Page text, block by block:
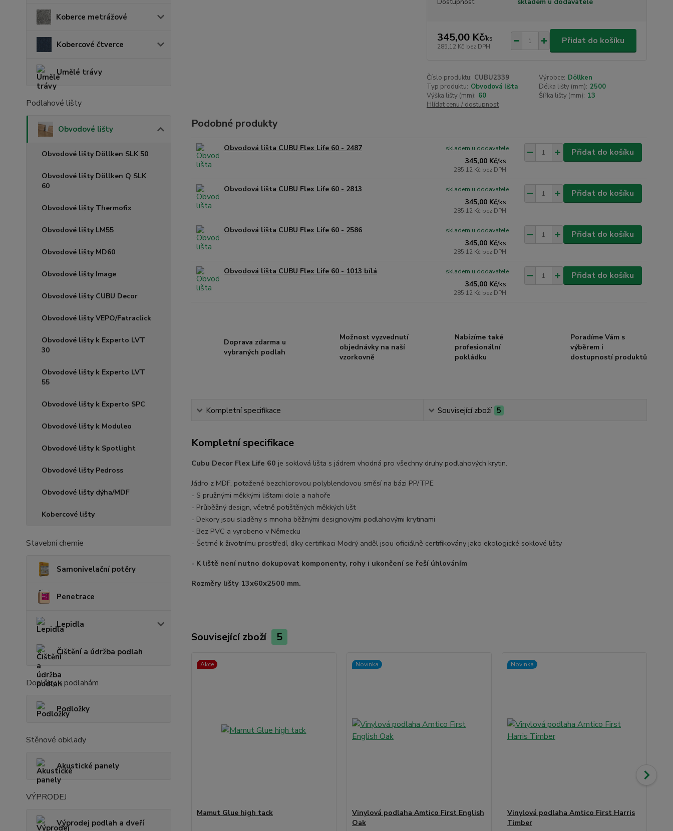
Koberce metrážové
Kobercové čtverce
Umělé trávy
Podlahové lišty
Obvodové lišty
Obvodové lišty Döllken SLK 50
Obvodové lišty Döllken Q SLK
60
Obvodové lišty Thermofix
Obvodové lišty LM55
Obvodové lišty MD60
Obvodové lišty Image
Obvodové lišty CUBU Decor
Obvodové lišty VEPO/Fatraclick
Obvodové lišty k Experto LVT
30
Obvodové lišty k Experto LVT
55
Obvodové lišty k Experto SPC
Obvodové lišty k Moduleo
Obvodové lišty k Spotlight
Obvodové lišty Pedross
Obvodové lišty dýha/MDF
Kobercové lišty
Stavební chemie
Samonivelační potěry
Penetrace
Lepidla
Čištění a údržba podlah
Doplňky k podlahám
Podložky
Stěnové obklady
Akustické panely
VÝPRODEJ
Výprodej podlah a dveří
345,00 Kč/ks
285,12 Kč bez DPH
Přidat do košíku
Číslo produktu: CUBU2339 Výrobce: Döllken
Typ produktu: Obvodová lišta Délka lišty (mm): 2500
Výška lišty (mm): 60 Šířka lišty (mm): 13
Hlídat cenu / dostupnost
Podobné produkty
Obvodová lišta CUBU Flex Life 60 - 2487
345,00 Kč/ks
285,12 Kč bez DPH
skladem u dodavatele Přidat do košíku
Obvodová lišta CUBU Flex Life 60 - 2813
345,00 Kč/ks
285,12 Kč bez DPH
skladem u dodavatele Přidat do košíku
Obvodová lišta CUBU Flex Life 60 - 2586
345,00 Kč/ks
285,12 Kč bez DPH
skladem u dodavatele Přidat do košíku
Obvodová lišta CUBU Flex Life 60 - 1013 bílá
345,00 Kč/ks
285,12 Kč bez DPH
skladem u dodavatele Přidat do košíku
Doprava zdarma u
vybraných podlah
Možnost vyzvednutí
objednávky na naší
vzorkovně
Nabízíme také
profesionální
pokládku
Poradíme Vám s
výběrem i
dostupností produktů
Kompletní specifikace Související zboží 5
Kompletní specifikace
Cubu Decor Flex Life 60 je soklová lišta s jádrem vhodná pro všechny druhy podlahových krytin.
Jádro z MDF, potažené bezchlorovou polyblendovou směsí na bázi PP/TPE
- S pružnými měkkými lištami dole a nahoře
- Průběžný design, včetně potištěných měkkých lišt
- Dekory jsou sladěny s mnoha běžnými designovými podlahovými krytinami
- Bez PVC a vyrobeno v Německu
- Šetrné k životnímu prostředí, díky certifikaci Modrý anděl jsou oficiálně certifikovány jako ekologické soklové lišty
- K liště není nutno dokupovat komponenty, rohy i ukončení se řeší úhlováním
Rozměry lišty 13x60x2500 mm.
Související zboží 5
Akce
Mamut Glue high tack
Novinka
Vinylová podlaha Amtico First English
Oak
Novinka
Vinylová podlaha Amtico First Harris
Timber